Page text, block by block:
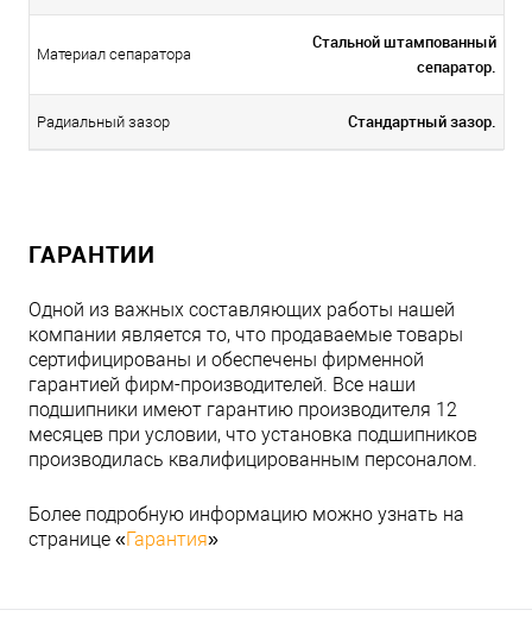
Материал сепаратора
Стальной штампованный
сепаратор.
Радиальный зазор Стандартный зазор.
ГАРАНТИИ
Одной из важных составляющих работы нашей
компании является то, что продаваемые товары
сертифицированы и обеспечены фирменной
гарантией фирм-производителей. Все наши
подшипники имеют гарантию производителя 12
месяцев при условии, что установка подшипников
производилась квалифицированным персоналом.
Более подробную информацию можно узнать на
странице «Гарантия»